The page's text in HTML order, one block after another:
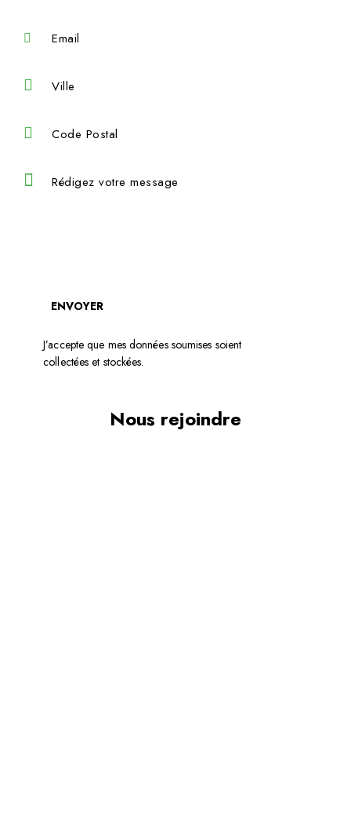
J’accepte que mes données soumises soient
collectées et stockées.
Nous rejoindre